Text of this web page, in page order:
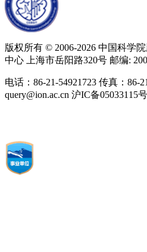
版权所有 © 2006-2026 中国科学
中心 上海市岳阳路320号 邮编:
电话：86-21-54921723 传真：86-
query@ion.ac.cn 沪IC备05033115号